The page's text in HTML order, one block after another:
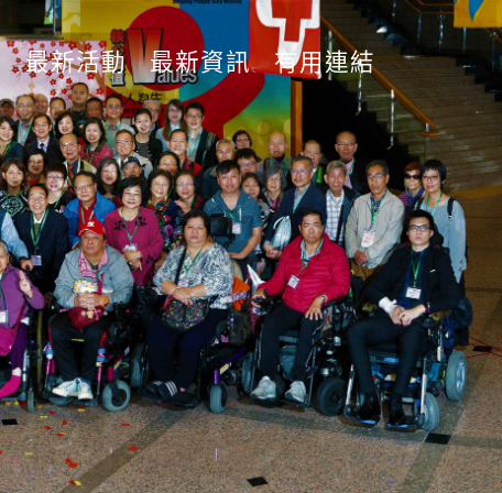
最新活動 最新資訊 有用連結